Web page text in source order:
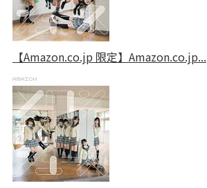
【Amazon.co.jp 限定】Amazon.co.jp...